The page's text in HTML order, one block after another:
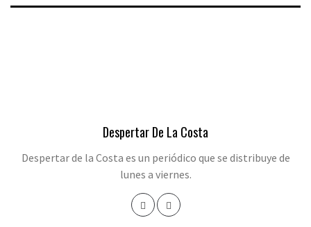
Despertar De La Costa
Despertar de la Costa es un periódico que se distribuye de
lunes a viernes.